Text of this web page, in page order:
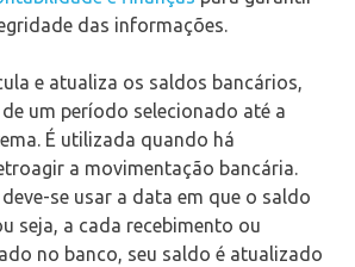
das informações.
e atualiza os saldos bancários,
um período selecionado até a
É utilizada quando há
a movimentação bancária.
se usar a data em que o saldo
seja, a cada recebimento ou
no banco, seu saldo é atualizado